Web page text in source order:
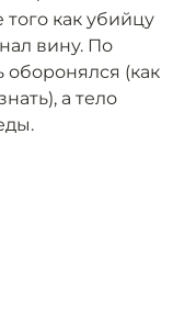
как убийцу
вину. По
(как
а тело